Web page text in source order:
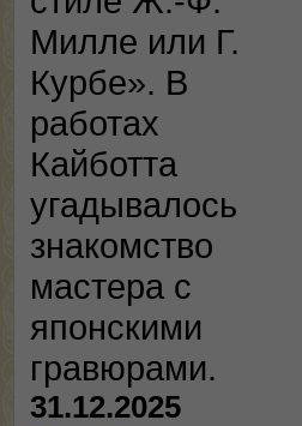
Милле или Г.
Курбе». В
работах
Кайботта
угадывалось
знакомство
мастера с
японскими
гравюрами.
31.12.2025